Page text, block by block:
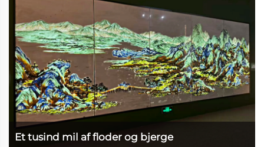
Et tusind mil af floder og bjerge